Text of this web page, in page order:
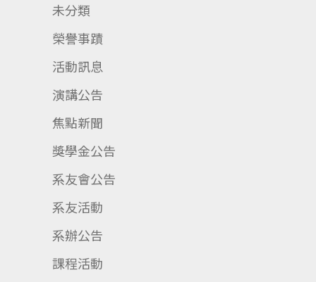
未分類
榮譽事蹟
活動訊息
演講公告
焦點新聞
獎學金公告
系友會公告
系友活動
系辦公告
課程活動